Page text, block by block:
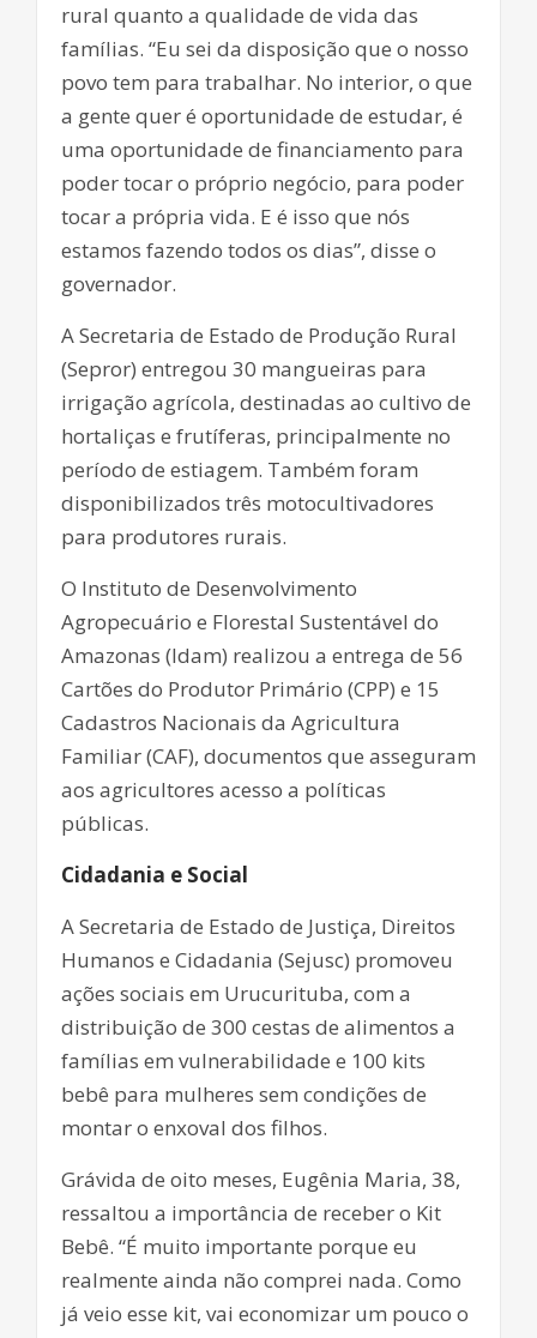
rural quanto a qualidade de vida das
famílias. “Eu sei da disposição que o nosso
povo tem para trabalhar. No interior, o que
a gente quer é oportunidade de estudar, é
uma oportunidade de financiamento para
poder tocar o próprio negócio, para poder
tocar a própria vida. E é isso que nós
estamos fazendo todos os dias”, disse o
governador.
A Secretaria de Estado de Produção Rural
(Sepror) entregou 30 mangueiras para
irrigação agrícola, destinadas ao cultivo de
hortaliças e frutíferas, principalmente no
período de estiagem. Também foram
disponibilizados três motocultivadores
para produtores rurais.
O Instituto de Desenvolvimento
Agropecuário e Florestal Sustentável do
Amazonas (Idam) realizou a entrega de 56
Cartões do Produtor Primário (CPP) e 15
Cadastros Nacionais da Agricultura
Familiar (CAF), documentos que asseguram
aos agricultores acesso a políticas
públicas.
Cidadania e Social
A Secretaria de Estado de Justiça, Direitos
Humanos e Cidadania (Sejusc) promoveu
ações sociais em Urucurituba, com a
distribuição de 300 cestas de alimentos a
famílias em vulnerabilidade e 100 kits
bebê para mulheres sem condições de
montar o enxoval dos filhos.
Grávida de oito meses, Eugênia Maria, 38,
ressaltou a importância de receber o Kit
Bebê. “É muito importante porque eu
realmente ainda não comprei nada. Como
já veio esse kit, vai economizar um pouco o